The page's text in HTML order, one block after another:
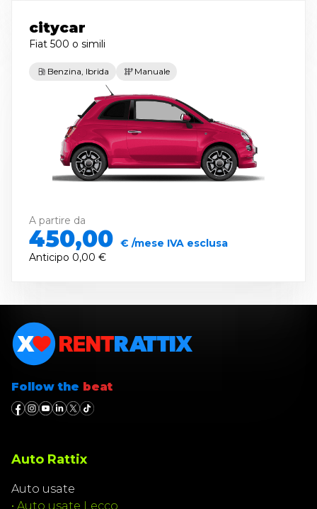
citycar
Fiat 500 o simili
Benzina, Ibrida Manuale
A partire da
450,00 € /mese IVA esclusa
Anticipo 0,00 €
Follow the beat
Auto Rattix
Auto usate
• Auto usate Lecco